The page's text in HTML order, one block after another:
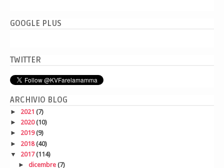
GOOGLE PLUS
TWITTER
ARCHIVIO BLOG
► 2021 (7)
► 2020(10)
► 2019(9)
► 2018(40)
▼ 2017(114)
► dicembre (7)